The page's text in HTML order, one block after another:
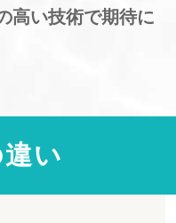
高い技術で期待に
い